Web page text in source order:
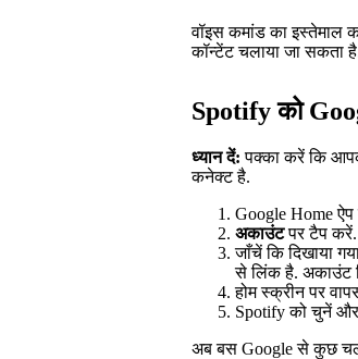
वॉइस कमांड का इस्तेमाल
कॉन्टेंट चलाया जा सकता
Spotify को
ध्यान दें: पक्का करें कि
कनेक्ट है.
Google Home
अकाउंटपर टैप करें.
जाँचें कि दिखाया
से लिंक है. अकाउंट
होम स्क्रीन पर
Spotify को चुनें
अब बस Google से कुछ